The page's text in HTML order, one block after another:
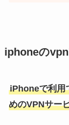
iphoneの
iPhoneで利用
めのVPNサー